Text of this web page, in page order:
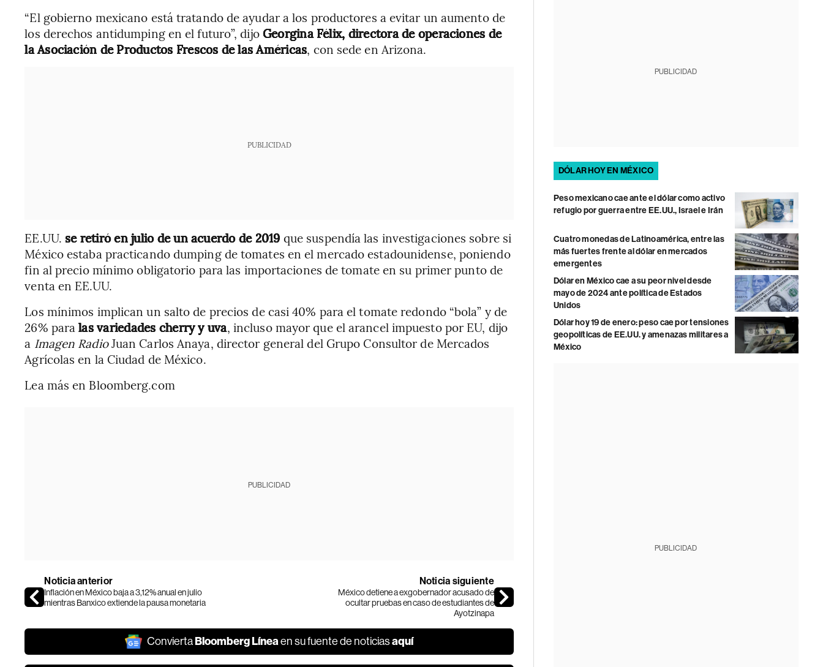
“El gobierno mexicano está tratando de ayudar a los productores a evitar un aumento de
los derechos antidumping en el futuro”, dijoGeorgina Félix, directora de operaciones de
la Asociación de Productos Frescos de las Américas, con sede en Arizona.
PUBLICIDAD
EE.UU. se retiró en julio de un acuerdo de 2019 que suspendía las investigaciones sobre si
México estaba practicando dumping de tomates en el mercado estadounidense, poniendo
fin al precio mínimo obligatorio para las importaciones de tomate en su primer punto de
venta en EE.UU.
Los mínimos implican un salto de precios de casi 40% para el tomate redondo “bola” y de
26% paralas variedades cherry y uva, incluso mayor que el arancel impuesto por EU, dijo
a Imagen RadioJuan Carlos Anaya, director general del Grupo Consultor de Mercados
Agrícolas en la Ciudad de México.
Lea más en Bloomberg.com
PUBLICIDAD
Noticia anterior
Inflación en México baja a 3,12% anual en julio
mientras Banxico extiende la pausa monetaria
Noticia siguiente
México detiene a exgobernador acusado de
ocultar pruebas en caso de estudiantes de
Ayotzinapa
ConviertaBloomberg Líneaen su fuente de noticiasaquí
PUBLICIDAD
DÓLAR HOY EN MÉXICO
Peso mexicano cae ante el dólar como activo
refugio por guerra entre EE.UU., Israel e Irán
Cuatro monedas de Latinoamérica, entre las
más fuertes frente al dólar en mercados
emergentes
Dólar en México cae a su peor nivel desde
mayo de 2024 ante política de Estados
Unidos
Dólar hoy 19 de enero: peso cae por tensiones
geopolíticas de EE.UU. y amenazas militares a
México
PUBLICIDAD